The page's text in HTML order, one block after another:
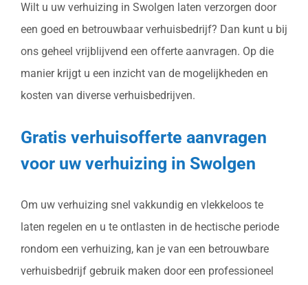
Wilt u uw verhuizing in Swolgen laten verzorgen door
een goed en betrouwbaar verhuisbedrijf? Dan kunt u bij
ons geheel vrijblijvend een offerte aanvragen. Op die
manier krijgt u een inzicht van de mogelijkheden en
kosten van diverse verhuisbedrijven.
Gratis verhuisofferte aanvragen
voor uw verhuizing in Swolgen
Om uw verhuizing snel vakkundig en vlekkeloos te
laten regelen en u te ontlasten in de hectische periode
rondom een verhuizing, kan je van een betrouwbare
verhuisbedrijf gebruik maken door een professioneel